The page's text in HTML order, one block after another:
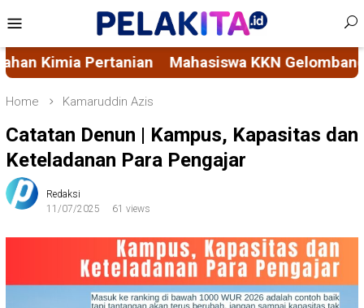
to
content
Menu
Gelombang 116 Unhas Rintis Bank Sampah
Home Kamaruddin Azis
Catatan Denun | Kampus, Kapasitas dan
Keteladanan Para Pengajar
Redaksi
11/07/2025
61 views